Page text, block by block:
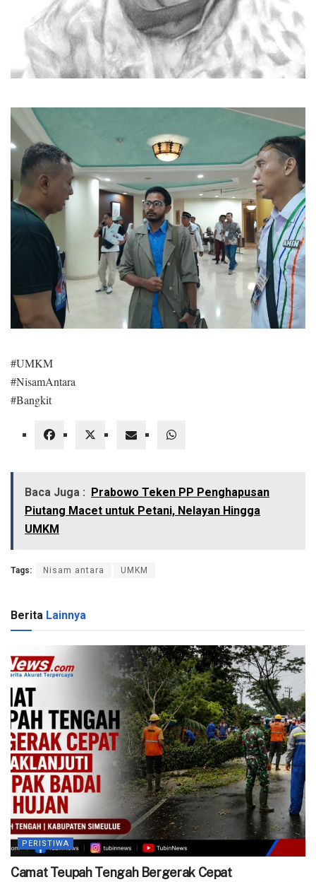
#UMKM
#NisamAntara
#Bangkit
Baca Juga :
Prabowo Teken PP Penghapusan
Piutang Macet untuk Petani, Nelayan Hingga
UMKM
Tags: Nisam antara UMKM
Berita Lainnya
PERISTIWA
Camat Teupah Tengah Bergerak Cepat